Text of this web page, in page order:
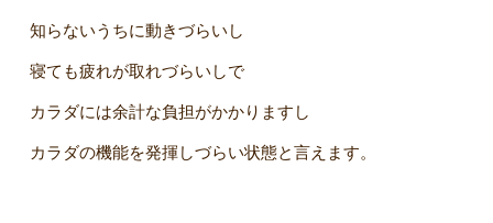
知らないうちに動きづらいし
寝ても疲れが取れづらいしで
カラダには余計な負担がかかりますし
カラダの機能を発揮しづらい状態と言えます。